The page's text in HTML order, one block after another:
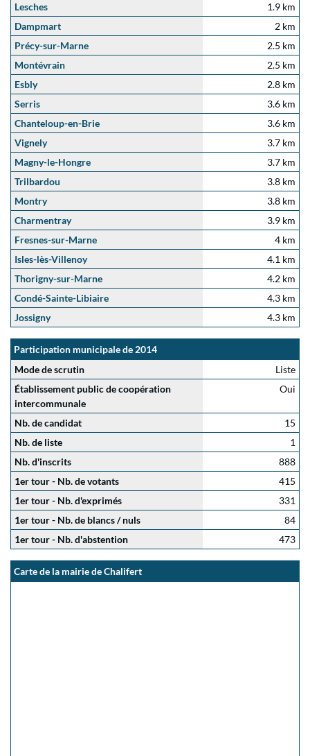
Lesches
1.9 km
Dampmart
2 km
Précy-sur-Marne
2.5 km
Montévrain
2.5 km
Esbly
2.8 km
Serris
3.6 km
Chanteloup-en-Brie
3.6 km
Vignely
3.7 km
Magny-le-Hongre
3.7 km
Trilbardou
3.8 km
Montry
3.8 km
Charmentray
3.9 km
Fresnes-sur-Marne
4 km
Isles-lès-Villenoy
4.1 km
Thorigny-sur-Marne
4.2 km
Condé-Sainte-Libiaire
4.3 km
Jossigny
4.3 km
Participation municipale de 2014
Mode de scrutin
Liste
Établissement public de coopération
intercommunale
Oui
Nb. de candidat
15
Nb. de liste
1
Nb. d'inscrits
888
1er tour - Nb. de votants
415
1er tour - Nb. d'exprimés
331
1er tour - Nb. de blancs / nuls
84
1er tour - Nb. d'abstention
473
Carte de la mairie de Chalifert